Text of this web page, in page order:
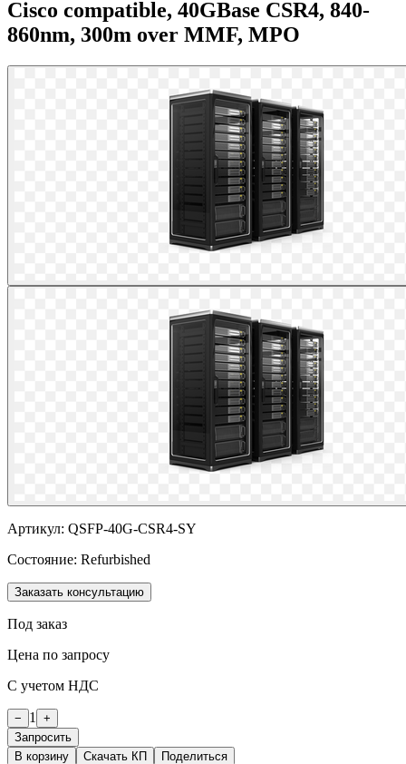
Cisco compatible, 40GBase CSR4, 840-
860nm, 300m over MMF, MPO
Артикул: QSFP-40G-CSR4-SY
Состояние: Refurbished
Заказать консультацию
Под заказ
Цена по запросу
С учетом НДС
− 1
+
Запросить
В корзину
Скачать КП Поделиться